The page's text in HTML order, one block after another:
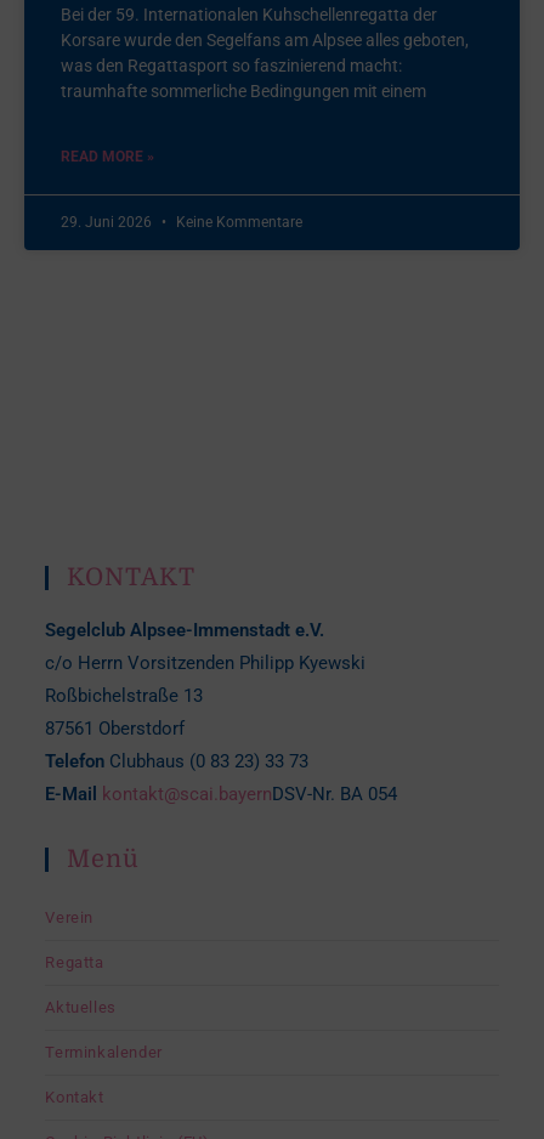
Bei der 59. Internationalen Kuhschellenregatta der
Korsare wurde den Segelfans am Alpsee alles geboten,
was den Regattasport so faszinierend macht:
traumhafte sommerliche Bedingungen mit einem
READ MORE »
29. Juni 2026 Keine Kommentare
KONTAKT
Segelclub Alpsee-Immenstadt e.V.
c/o Herrn Vorsitzenden Philipp Kyewski
Roßbichelstraße 13
87561 Oberstdorf
Telefon Clubhaus (0 83 23) 33 73
E-Mail
kontakt@scai.bayernDSV-Nr. BA 054
Menü
Verein
Regatta
Aktuelles
Terminkalender
Kontakt